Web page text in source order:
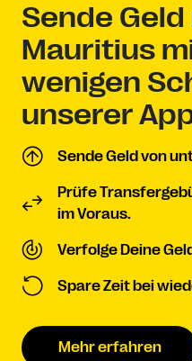
Sende
Mauritius
wenigen
unserer
Sende Geld von
Prüfe
im Voraus.
Verfolge Deine
Spare Zeit bei
Mehr erfahren